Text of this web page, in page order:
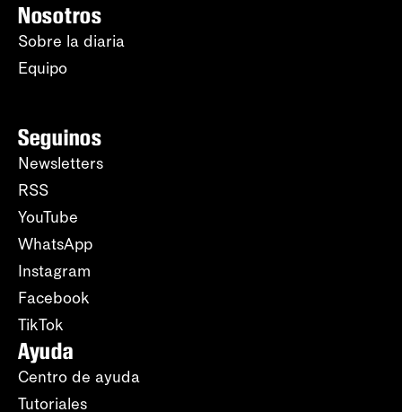
Nosotros
Sobre la diaria
Equipo
Seguinos
Newsletters
RSS
YouTube
WhatsApp
Instagram
Facebook
TikTok
Ayuda
Centro de ayuda
Tutoriales